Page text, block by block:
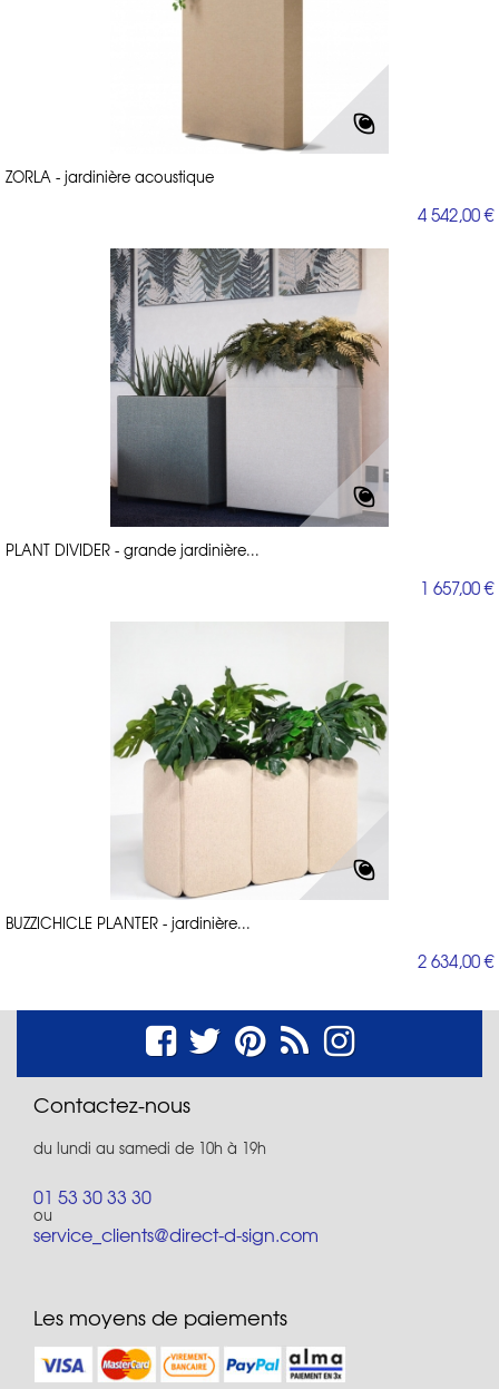
ZORLA - jardinière acoustique
4 542,00 €
PLANT DIVIDER - grande jardinière...
1 657,00 €
BUZZICHICLE PLANTER - jardinière...
2 634,00 €
Contactez-nous
du lundi au samedi de 10h à 19h
01 53 30 33 30
ou
service_clients@direct-d-sign.com
Les moyens de paiements